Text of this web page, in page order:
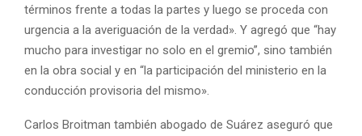
términos frente a todas la partes y luego se proceda con
urgencia a la averiguación de la verdad». Y agregó que “hay
mucho para investigar no solo en el gremio”, sino también
en la obra social y en “la participación del ministerio en la
conducción provisoria del mismo».
Carlos Broitman también abogado de Suárez aseguró que